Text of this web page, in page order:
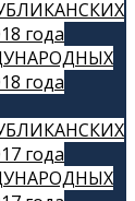
года
года
года